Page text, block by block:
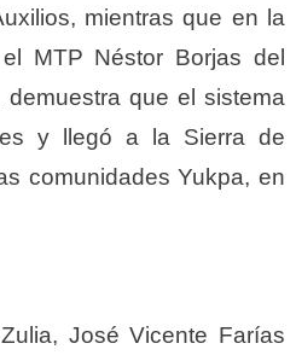
mientras que en la
MTP Néstor Borjas del
que el sistema
y llegó a la Sierra de
comunidades Yukpa, en
José Vicente Farías